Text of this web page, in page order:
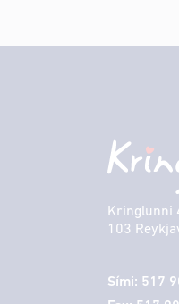
Kringlunni
103
Sími: 517